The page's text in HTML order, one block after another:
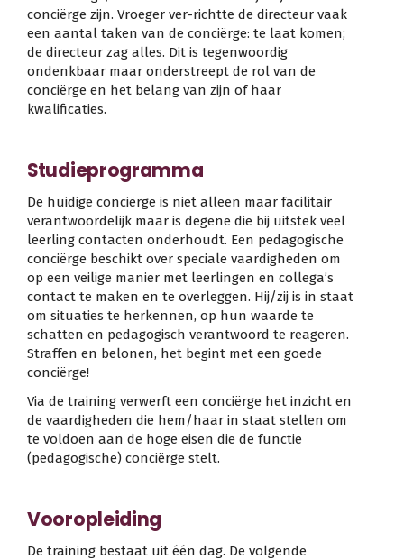
conciërge zijn. Vroeger ver-richtte de directeur vaak
een aantal taken van de conciërge: te laat komen;
de directeur zag alles. Dit is tegenwoordig
ondenkbaar maar onderstreept de rol van de
conciërge en het belang van zijn of haar
kwalificaties.
Studieprogramma
De huidige conciërge is niet alleen maar facilitair
verantwoordelijk maar is degene die bij uitstek veel
leerling contacten onderhoudt. Een pedagogische
conciërge beschikt over speciale vaardigheden om
op een veilige manier met leerlingen en collega’s
contact te maken en te overleggen. Hij/zij is in staat
om situaties te herkennen, op hun waarde te
schatten en pedagogisch verantwoord te reageren.
Straffen en belonen, het begint met een goede
conciërge!
Via de training verwerft een conciërge het inzicht en
de vaardigheden die hem/haar in staat stellen om
te voldoen aan de hoge eisen die de functie
(pedagogische) conciërge stelt.
Vooropleiding
De training bestaat uit één dag. De volgende